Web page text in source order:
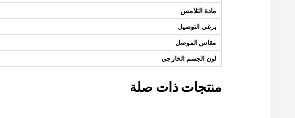
مادة التلامس
برغي التوصيل
مقاس الموصل
لون الجسم الخارجي
منتجات ذات صلة